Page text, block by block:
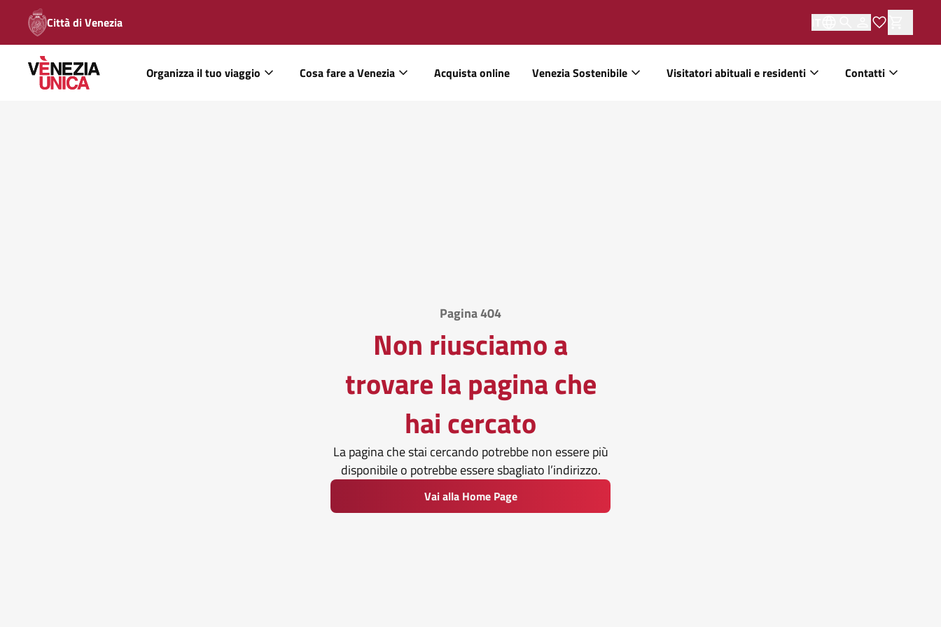
Città di Venezia
Organizza il tuo viaggio Cosa fare a Venezia Acquista online Venezia Sostenibile Visitatori abituali e residenti Contatti
Pagina 404
Non riusciamo a
trovare la pagina che
hai cercato
La pagina che stai cercando potrebbe non essere più
disponibile o potrebbe essere sbagliato l’indirizzo.
Vai alla Home Page